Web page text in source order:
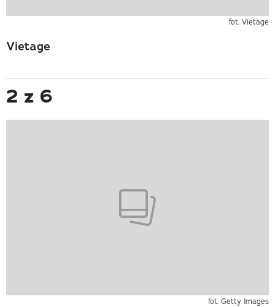
fot. Vietage
Vietage
2 z 6
fot. Getty Images